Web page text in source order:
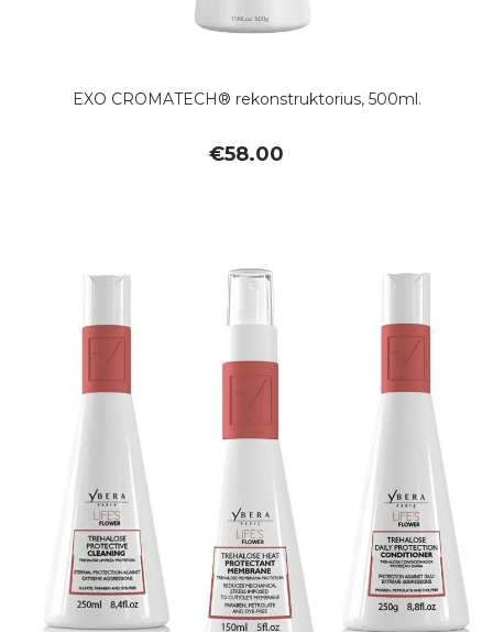
EXO CROMATECH® rekonstruktorius, 500ml.
€58.00